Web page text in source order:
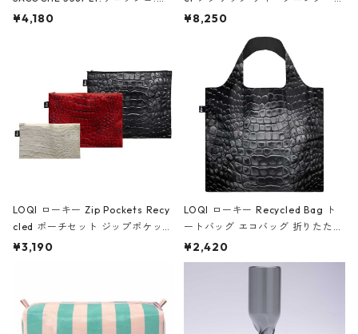
ミエ-B ショルダーバッグ グロスピ
¥4,180
ボストンバッグ ショルダーバッグ
Black ジャン=ミッシェル・バスキ
ア/クラウン ブラック
¥8,250
LOQI ローキー Zip Pockets Recy
cled ポーチセット ジップポケット
ファスナーポーチ 撥水加工 トラベ
ーガンディー、オフホワイト
¥3,190
LOQI ローキー Recycled Bag ト
ートバッグ エコバッグ 折りたたみ
大きめ 撥水加工 収納ポーチ CRO
CODILE/Black クロコダイル/ブラ
¥2,420